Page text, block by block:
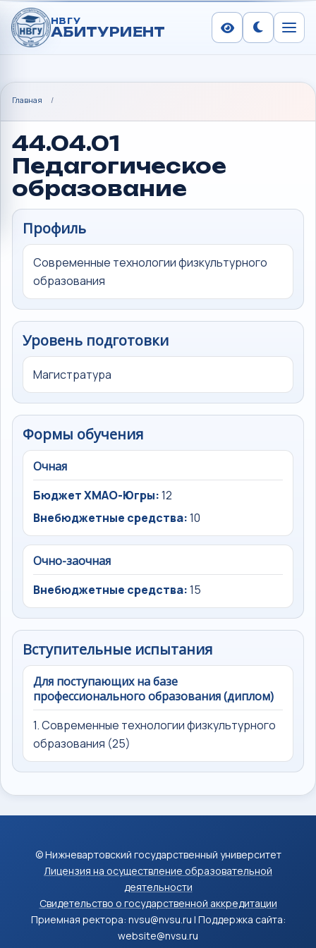
НВГУ
АБИТУРИЕНТ СменитьМеню
Главная /
44.04.01
Педагогическое
образование
Профиль
Современные технологии физкультурного
образования
Уровень подготовки
Магистратура
Формы обучения
Очная
Бюджет ХМАО-Югры:12
Внебюджетные средства:10
Очно-заочная
Внебюджетные средства:15
Вступительные испытания
Для поступающих на базе
профессионального образования (диплом)
1. Современные технологии физкультурного
образования (25)
© Нижневартовский государственный университет
Лицензия на осуществление образовательной
деятельности
Свидетельство о государственной аккредитации
Приемная ректора: nvsu@nvsu.ru | Поддержка сайта:
website@nvsu.ru